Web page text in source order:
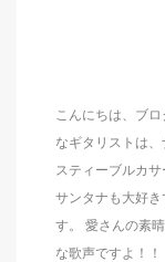
こんにちは、ブ
なギタリストは
スティーブルカ
サンタナも大好
す。 愛さんの素
な歌声ですよ！！